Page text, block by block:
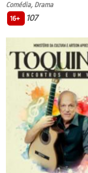
Comédia, Drama
16+
107